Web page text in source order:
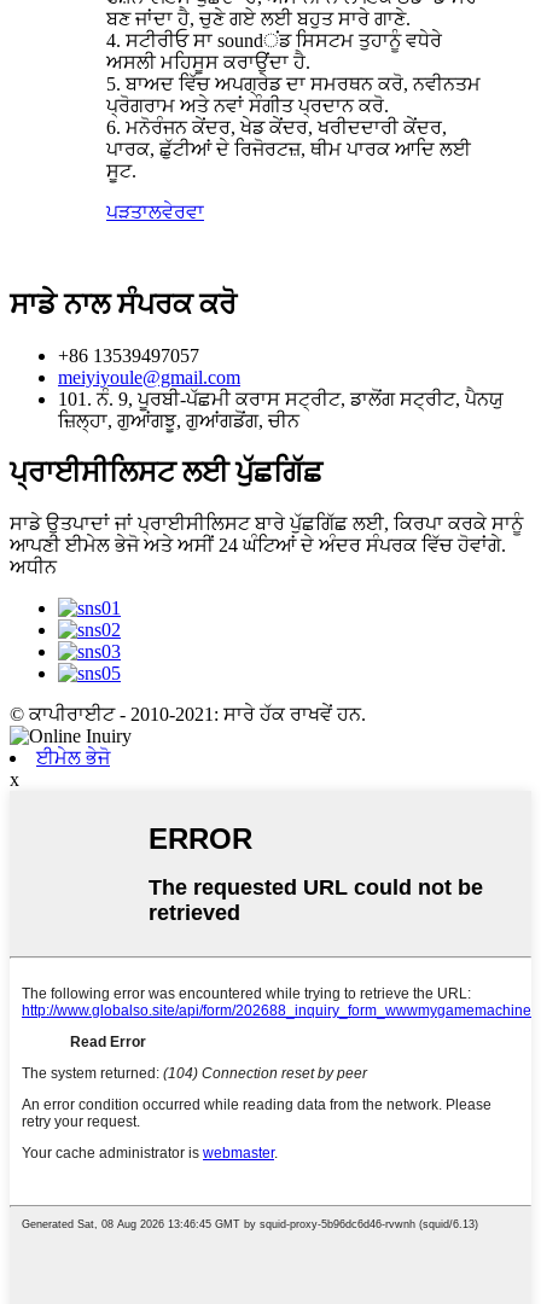
ਬਣ ਜਾਂਦਾ ਹੈ, ਚੁਣੇ ਗਏ ਲਈ ਬਹੁਤ ਸਾਰੇ ਗਾਣੇ.
4. ਸਟੀਰੀਓ ਸਾ soundਂਡ ਸਿਸਟਮ ਤੁਹਾਨੂੰ ਵਧੇਰੇ
ਅਸਲੀ ਮਹਿਸੂਸ ਕਰਾਉਂਦਾ ਹੈ.
5. ਬਾਅਦ ਵਿੱਚ ਅਪਗ੍ਰੇਡ ਦਾ ਸਮਰਥਨ ਕਰੋ, ਨਵੀਨਤਮ
ਪ੍ਰੋਗਰਾਮ ਅਤੇ ਨਵਾਂ ਸੰਗੀਤ ਪ੍ਰਦਾਨ ਕਰੋ.
6. ਮਨੋਰੰਜਨ ਕੇਂਦਰ, ਖੇਡ ਕੇਂਦਰ, ਖਰੀਦਦਾਰੀ ਕੇਂਦਰ,
ਪਾਰਕ, ​​ਛੁੱਟੀਆਂ ਦੇ ਰਿਜੋਰਟਜ਼, ਥੀਮ ਪਾਰਕ ਆਦਿ ਲਈ
ਸੂਟ.
ਪੜਤਾਲਵੇਰਵਾ
ਸਾਡੇ ਨਾਲ ਸੰਪਰਕ ਕਰੋ
+86 13539497057
meiyiyoule@gmail.com
101. ਨੰ. 9, ਪੂਰਬੀ-ਪੱਛਮੀ ਕਰਾਸ ਸਟ੍ਰੀਟ, ਡਾਲੋਂਗ ਸਟ੍ਰੀਟ, ਪੈਨਯੁ
ਜ਼ਿਲ੍ਹਾ, ਗੁਆਂਗਝੂ, ਗੁਆਂਗਡੋਂਗ, ਚੀਨ
ਪ੍ਰਾਈਸੀਲਿਸਟ ਲਈ ਪੁੱਛਗਿੱਛ
ਸਾਡੇ ਉਤਪਾਦਾਂ ਜਾਂ ਪ੍ਰਾਈਸੀਲਿਸਟ ਬਾਰੇ ਪੁੱਛਗਿੱਛ ਲਈ, ਕਿਰਪਾ ਕਰਕੇ ਸਾਨੂੰ
ਆਪਣੀ ਈਮੇਲ ਭੇਜੋ ਅਤੇ ਅਸੀਂ 24 ਘੰਟਿਆਂ ਦੇ ਅੰਦਰ ਸੰਪਰਕ ਵਿੱਚ ਹੋਵਾਂਗੇ.
ਅਧੀਨ
© ਕਾਪੀਰਾਈਟ - 2010-2021: ਸਾਰੇ ਹੱਕ ਰਾਖਵੇਂ ਹਨ.
ਈਮੇਲ ਭੇਜੋ
x